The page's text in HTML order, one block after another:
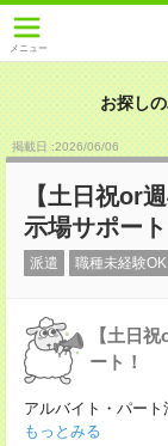
メニュー
お探し
掲載日 :2026/06/06
【土日祝or
示場サポート
派遣 職種未経験OK
【土日
ート！
アルバイト・パー
もっとみる